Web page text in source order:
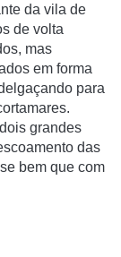
da vila de
de volta
mas
em forma
para
grandes
das
bem que com